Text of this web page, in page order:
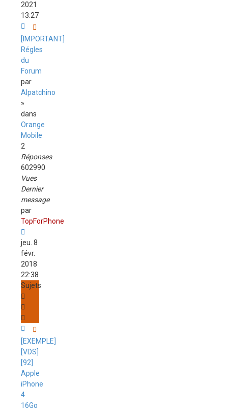
2021
13:27
[IMPORTANT]
Régles
du
Forum
par
Alpatchino
»
dans
Orange
Mobile
2
Réponses
602990
Vues
Dernier
message
par
TopForPhone
jeu. 8
févr.
2018
22:38
Sujets
[EXEMPLE]
[VDS]
[92]
Apple
iPhone
4
16Go